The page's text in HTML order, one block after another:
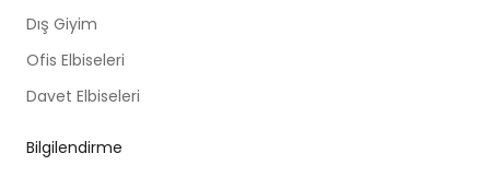
Dış Giyim
Ofis Elbiseleri
Davet Elbiseleri
Bilgilendirme